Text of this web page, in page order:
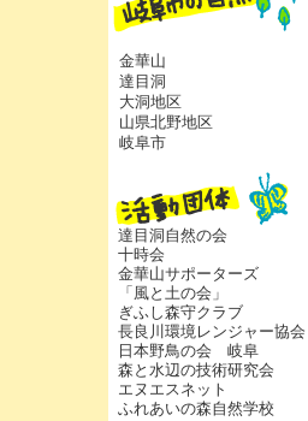
金華山
達目洞
大洞地区
山県北野地区
岐阜市
達目洞自然の会
十時会
金華山サポーターズ
「風と土の会」
ぎふし森守クラブ
長良川環境レンジャー協会
日本野鳥の会 岐阜
森と水辺の技術研究会
エヌエスネット
ふれあいの森自然学校